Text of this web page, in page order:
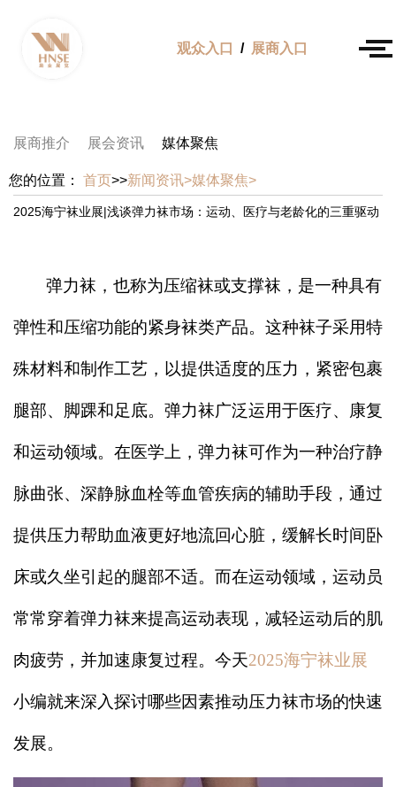
观众入口 / 展商入口
展商推介 展会资讯 媒体聚焦
您的位置： 首页>>新闻资讯>媒体聚焦>
2025海宁袜业展|浅谈弹力袜市场：运动、医疗与老龄化的三重驱动
弹力袜，也称为压缩袜或支撑袜，是一种具有
弹性和压缩功能的紧身袜类产品。这种袜子采用特
殊材料和制作工艺，以提供适度的压力，紧密包裹
腿部、脚踝和足底。弹力袜广泛运用于医疗、康复
和运动领域。在医学上，弹力袜可作为一种治疗静
脉曲张、深静脉血栓等血管疾病的辅助手段，通过
提供压力帮助血液更好地流回心脏，缓解长时间卧
床或久坐引起的腿部不适。而在运动领域，运动员
常常穿着弹力袜来提高运动表现，减轻运动后的肌
肉疲劳，并加速康复过程。今天2025海宁袜业展
小编就来深入探讨哪些因素推动压力袜市场的快速
发展。